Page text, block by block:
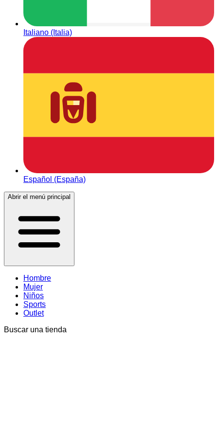
Italiano (Italia)
Español (España)
Abrir el menú principal
Hombre
Mujer
Niños
Sports
Outlet
Buscar una tienda